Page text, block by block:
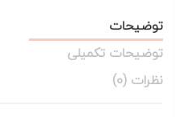
توضیحات
توضیحات تکمیلی
نظرات (0)